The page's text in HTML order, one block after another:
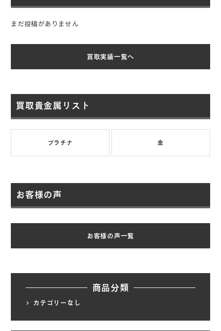
まだ投稿がありません
買取実績一覧へ
買取貴金属リスト
プラチナ 金
お客様の声
お客様の声一覧
商品分類
カテゴリーなし